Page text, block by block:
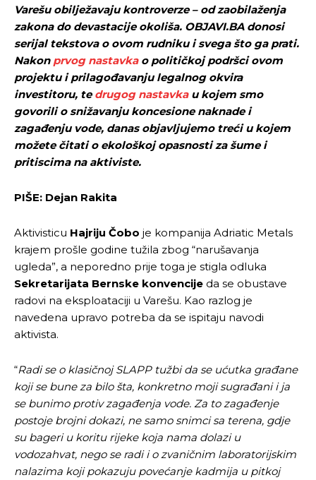
Varešu obilježavaju kontroverze – od zaobilaženja
zakona do devastacije okoliša. OBJAVI.BA donosi
serijal tekstova o ovom rudniku i svega što ga prati.
Nakon prvog nastavkao političkoj podršci ovom
projektu i prilagođavanju legalnog okvira
investitoru, tedrugog nastavkau kojem smo
govorili o snižavanju koncesione naknade i
zagađenju vode, danas objavljujemo treći u kojem
možete čitati o ekološkoj opasnosti za šume i
pritiscima na aktiviste.
PIŠE: Dejan Rakita
Aktivisticu Hajriju Čobo je kompanija Adriatic Metals
krajem prošle godine tužila zbog “narušavanja
ugleda”, a neporedno prije toga je stigla odluka
Sekretarijata Bernske konvencije da se obustave
radovi na eksploataciji u Varešu. Kao razlog je
navedena upravo potreba da se ispitaju navodi
aktivista.
“Radi se o klasičnoj SLAPP tužbi da se ućutka građane
koji se bune za bilo šta, konkretno moji sugrađani i ja
se bunimo protiv zagađenja vode. Za to zagađenje
postoje brojni dokazi, ne samo snimci sa terena, gdje
su bageri u koritu rijeke koja nama dolazi u
vodozahvat, nego se radi i o zvaničnim laboratorijskim
nalazima koji pokazuju povećanje kadmija u pitkoj